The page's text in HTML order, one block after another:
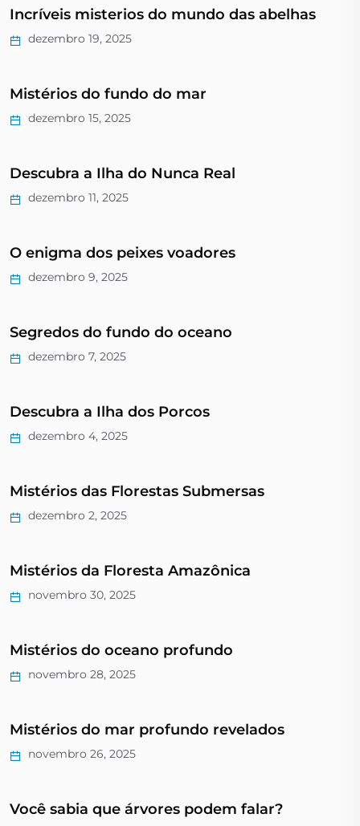
Incríveis misterios do mundo das abelhas
dezembro 19, 2025
Mistérios do fundo do mar
dezembro 15, 2025
Descubra a Ilha do Nunca Real
dezembro 11, 2025
O enigma dos peixes voadores
dezembro 9, 2025
Segredos do fundo do oceano
dezembro 7, 2025
Descubra a Ilha dos Porcos
dezembro 4, 2025
Mistérios das Florestas Submersas
dezembro 2, 2025
Mistérios da Floresta Amazônica
novembro 30, 2025
Mistérios do oceano profundo
novembro 28, 2025
Mistérios do mar profundo revelados
novembro 26, 2025
Você sabia que árvores podem falar?